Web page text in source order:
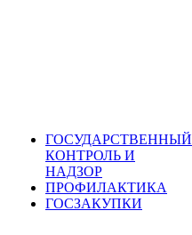
ГОСУДАРСТВЕННЫЙ
КОНТРОЛЬ И
НАДЗОР
ПРОФИЛАКТИКА
ГОСЗАКУПКИ